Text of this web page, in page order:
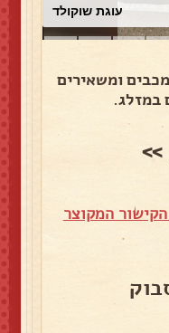
עוגת שוקולד
15 דקות מכבים ומשאירים
>>
המקוצר